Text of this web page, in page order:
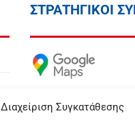
Διαχείριση Συγκατάθεσης
ΣΤΡΑΤΗΓΙΚΟΙ